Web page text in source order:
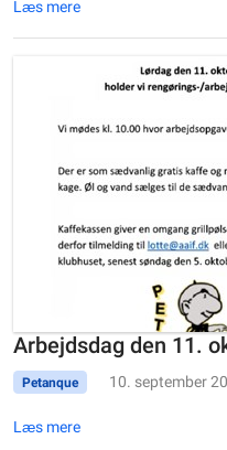
Læs mere
Arbejdsdag den 11.
Petanque 10. september
Læs mere